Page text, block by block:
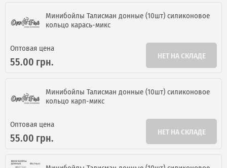
Минибойлы Талисман донные (10шт) силиконовое
кольцо карась-микс
Оптовая цена
55.00 грн. НЕТ НА СКЛАДЕ
Минибойлы Талисман донные (10шт) силиконовое
кольцо карп-микс
Оптовая цена
55.00 грн. НЕТ НА СКЛАДЕ